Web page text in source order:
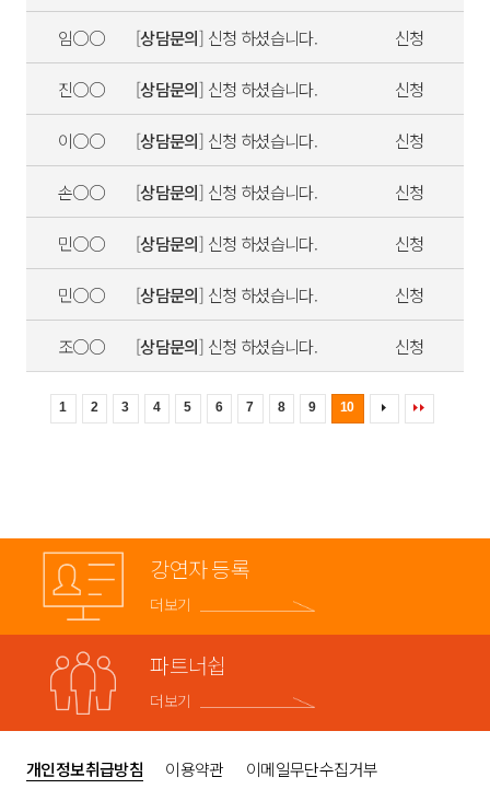
임○○ [상담문의] 신청 하셨습니다. 신청
진○○ [상담문의] 신청 하셨습니다. 신청
이○○ [상담문의] 신청 하셨습니다. 신청
손○○ [상담문의] 신청 하셨습니다. 신청
민○○ [상담문의] 신청 하셨습니다. 신청
민○○ [상담문의] 신청 하셨습니다. 신청
조○○ [상담문의] 신청 하셨습니다. 신청
1 2 3 4 5 6 7 8 9 10
강연자 등록
더보기
파트너쉽
더보기
개인정보취급방침 이용약관 이메일무단수집거부